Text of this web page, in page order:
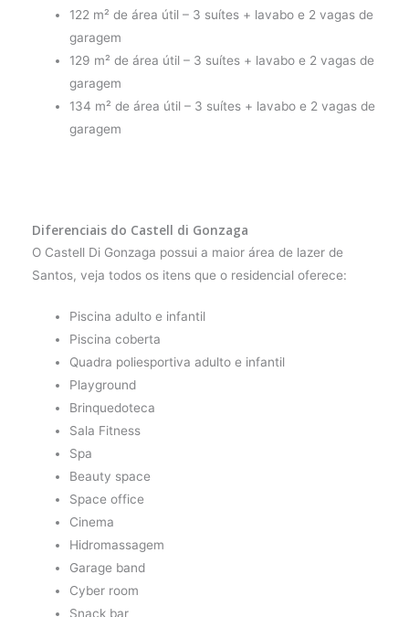
122 m² de área útil – 3 suítes + lavabo e 2 vagas de
garagem
129 m² de área útil – 3 suítes + lavabo e 2 vagas de
garagem
134 m² de área útil – 3 suítes + lavabo e 2 vagas de
garagem
Diferenciais do Castell di Gonzaga
O Castell Di Gonzaga possui a maior área de lazer de
Santos, veja todos os itens que o residencial oferece:
Piscina adulto e infantil
Piscina coberta
Quadra poliesportiva adulto e infantil
Playground
Brinquedoteca
Sala Fitness
Spa
Beauty space
Space office
Cinema
Hidromassagem
Garage band
Cyber room
Snack bar